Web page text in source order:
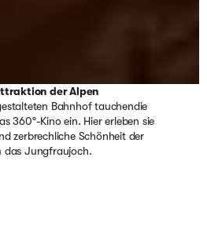
der Alpen
Bahnhof tauchendie
360°-Kino ein. Hier erleben sie
zerbrechliche Schönheit der
das Jungfraujoch.